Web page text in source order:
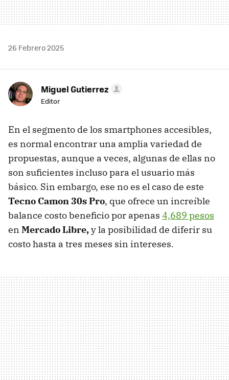
26 Febrero 2025
Miguel Gutierrez
Editor
En el segmento de los smartphones accesibles,
es normal encontrar una amplia variedad de
propuestas, aunque a veces, algunas de ellas no
son suficientes incluso para el usuario más
básico. Sin embargo, ese no es el caso de este
Tecno Camon 30s Pro, que ofrece un increíble
balance costo beneficio por apenas 4,689 pesos
en Mercado Libre,y la posibilidad de diferir su
costo hasta a tres meses sin intereses.